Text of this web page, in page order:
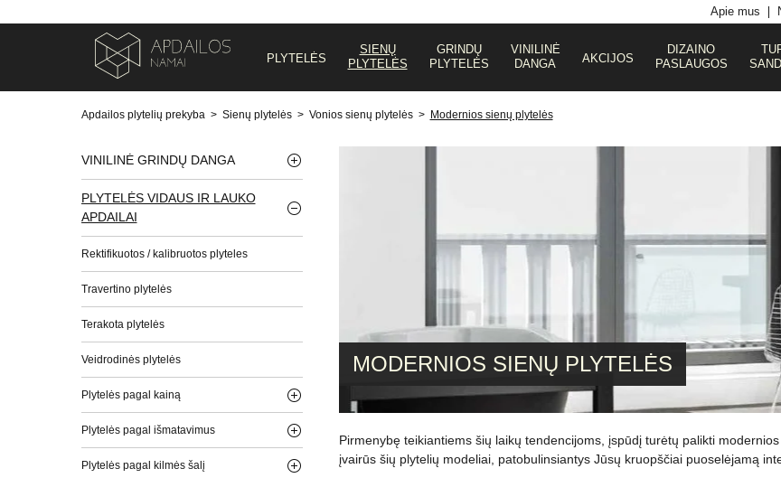
Apie mus
PLYTELĖS
SIENŲ
PLYTELĖS
GRINDŲ
PLYTELĖS
VINILINĖ
DANGA
AKCIJOS
DIZAINO
PASLAUGOS
Apdailos plytelių prekyba > Sienų plytelės > Vonios sienų plytelės > Modernios sienų plytelės
VINILINĖ GRINDŲ DANGA
PLYTELĖS VIDAUS IR LAUKO
APDAILAI
Rektifikuotos / kalibruotos plyteles
Travertino plytelės
Terakota plytelės
Veidrodinės plytelės
Plytelės pagal kainą
Plytelės pagal išmatavimus
Plytelės pagal kilmės šalį
MODERNIOS SIENŲ PLYTELĖS
Pirmenybę teikiantiems šių laikų tendencijoms, įspūdį turėtų palikti
įvairūs šių plytelių modeliai, patobulinsiantys Jūsų kruopščiai puoselėjamą